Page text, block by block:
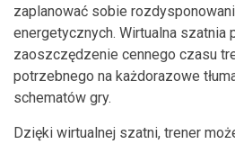
zaplanować sobie
energetycznych. Wirtualna szatnia
zaoszczędzenie cennego czasu
potrzebnego na każdorazowe
schematów gry.
Dzięki wirtualnej szatni, trener